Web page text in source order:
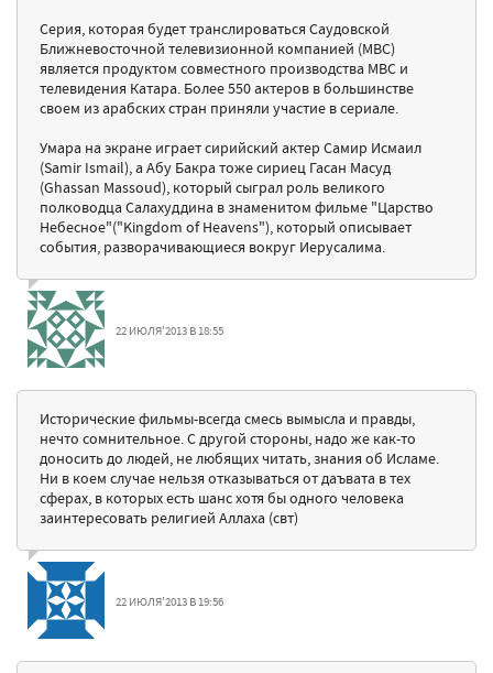
Серия, которая будет транслироваться Саудовской
Ближневосточной телевизионной компанией (MBC)
является продуктом совместного производства MBC и
телевидения Катара. Более 550 актеров в большинстве
своем из арабских стран приняли участие в сериале.
Умара на экране играет сирийский актер Самир Исмаил
(Samir Ismail), а Абу Бакра тоже сириец Гасан Масуд
(Ghassan Massoud), который сыграл роль великого
полководца Салахуддина в знаменитом фильме "Царство
Небесное"("Kingdom of Heavens"), который описывает
события, разворачивающиеся вокруг Иерусалима.
22 ИЮЛЯ'2013 В 18:55
Исторические фильмы-всегда смесь вымысла и правды,
нечто сомнительное. С другой стороны, надо же как-то
доносить до людей, не любящих читать, знания об Исламе.
Ни в коем случае нельзя отказываться от даъвата в тех
сферах, в которых есть шанс хотя бы одного человека
заинтересовать религией Аллаха (свт)
22 ИЮЛЯ'2013 В 19:56